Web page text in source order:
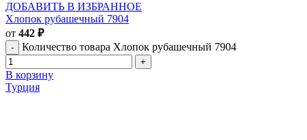
ДОБАВИТЬ В ИЗБРАННОЕ
Хлопок рубашечный 7904
от 442 ₽
Количество товара Хлопок рубашечный 7904
В корзину
Турция